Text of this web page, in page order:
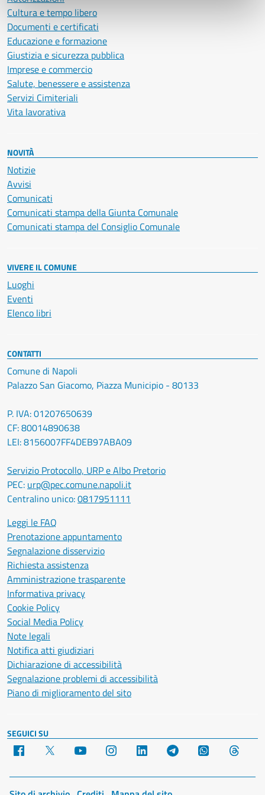
Cultura e tempo libero
Documenti e certificati
Educazione e formazione
Giustizia e sicurezza pubblica
Imprese e commercio
Salute, benessere e assistenza
Servizi Cimiteriali
Vita lavorativa
NOVITÀ
Notizie
Avvisi
Comunicati
Comunicati stampa della Giunta Comunale
Comunicati stampa del Consiglio Comunale
VIVERE IL COMUNE
Luoghi
Eventi
Elenco libri
CONTATTI
Comune di Napoli
Palazzo San Giacomo, Piazza Municipio - 80133
P. IVA: 01207650639
CF: 80014890638
LEI: 8156007FF4DEB97ABA09
Servizio Protocollo, URP e Albo Pretorio
PEC: urp@pec.comune.napoli.it
Centralino unico:0817951111
Leggi le FAQ
Prenotazione appuntamento
Segnalazione disservizio
Richiesta assistenza
Amministrazione trasparente
Informativa privacy
Cookie Policy
Social Media Policy
Note legali
Notifica atti giudiziari
Dichiarazione di accessibilità
Segnalazione problemi di accessibilità
Piano di miglioramento del sito
SEGUICI SU
Facebook YouTube Instagram LinkedIn Telegram WhatsApp